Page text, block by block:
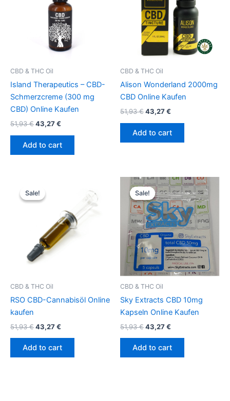
CBD & THC Oil
Island Therapeutics – CBD-
Schmerzcreme (300 mg
CBD) Online Kaufen
51,93€43,27€
Add to cart
CBD & THC Oil
Alison Wonderland 2000mg
CBD Online Kaufen
51,93€43,27€
Add to cart
Sale!
Sale!
CBD & THC Oil
RSO CBD-Cannabisöl Online
kaufen
51,93€
price
was:
43,27€
43,27 €.
Add to cart
Sale!
Sale!
CBD & THC Oil
Sky Extracts CBD 10mg
Kapseln Online Kaufen
51,93€
Original
price
was:
51,93 €.
43,27€
Current
price
is:
43,27 €.
Add to cart